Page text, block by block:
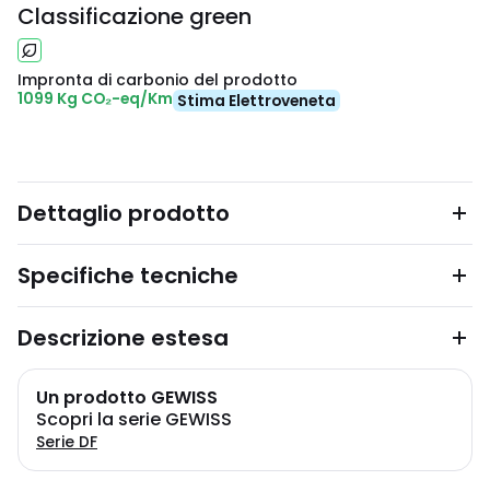
Classificazione green
Impronta di carbonio del prodotto
1099 Kg CO₂-eq/Km Stima Elettroveneta
Dettaglio prodotto
Specifiche tecniche
Descrizione estesa
Un prodotto GEWISS
Scopri la serie GEWISS
Serie DF